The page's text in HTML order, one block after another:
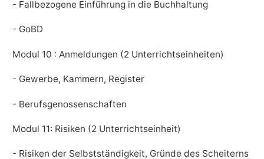
- Fallbezogene Einführung in die Buchhaltung
- GoBD
Modul 10 : Anmeldungen (2 Unterrichtseinheiten)
- Gewerbe, Kammern, Register
- Berufsgenossenschaften
Modul 11: Risiken (2 Unterrichtseinheit)
- Risiken der Selbstständigkeit, Gründe des Scheiterns